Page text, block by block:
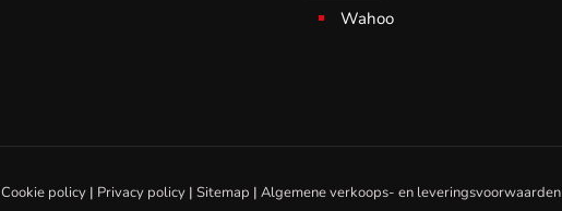
Wahoo
Cookie policy| Privacy policy| Sitemap | Algemene verkoops- en leveringsvoorwaarden